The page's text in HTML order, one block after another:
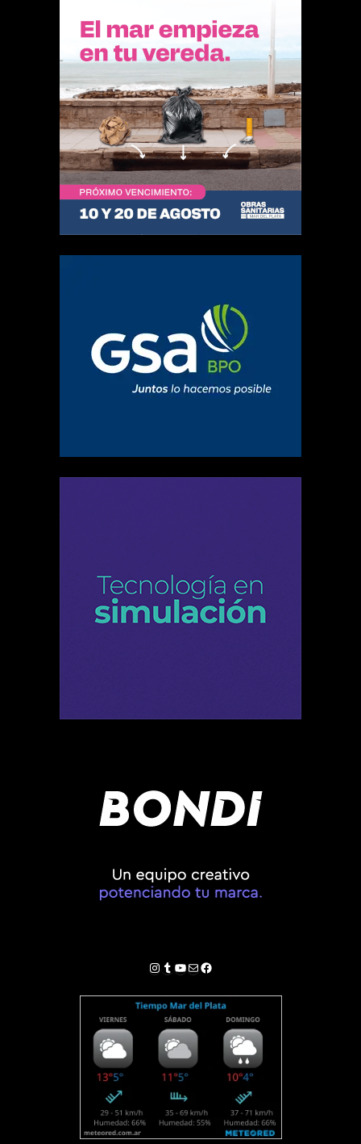
Instagram
Tumblr
YouTube
Correo electrónico
Facebook